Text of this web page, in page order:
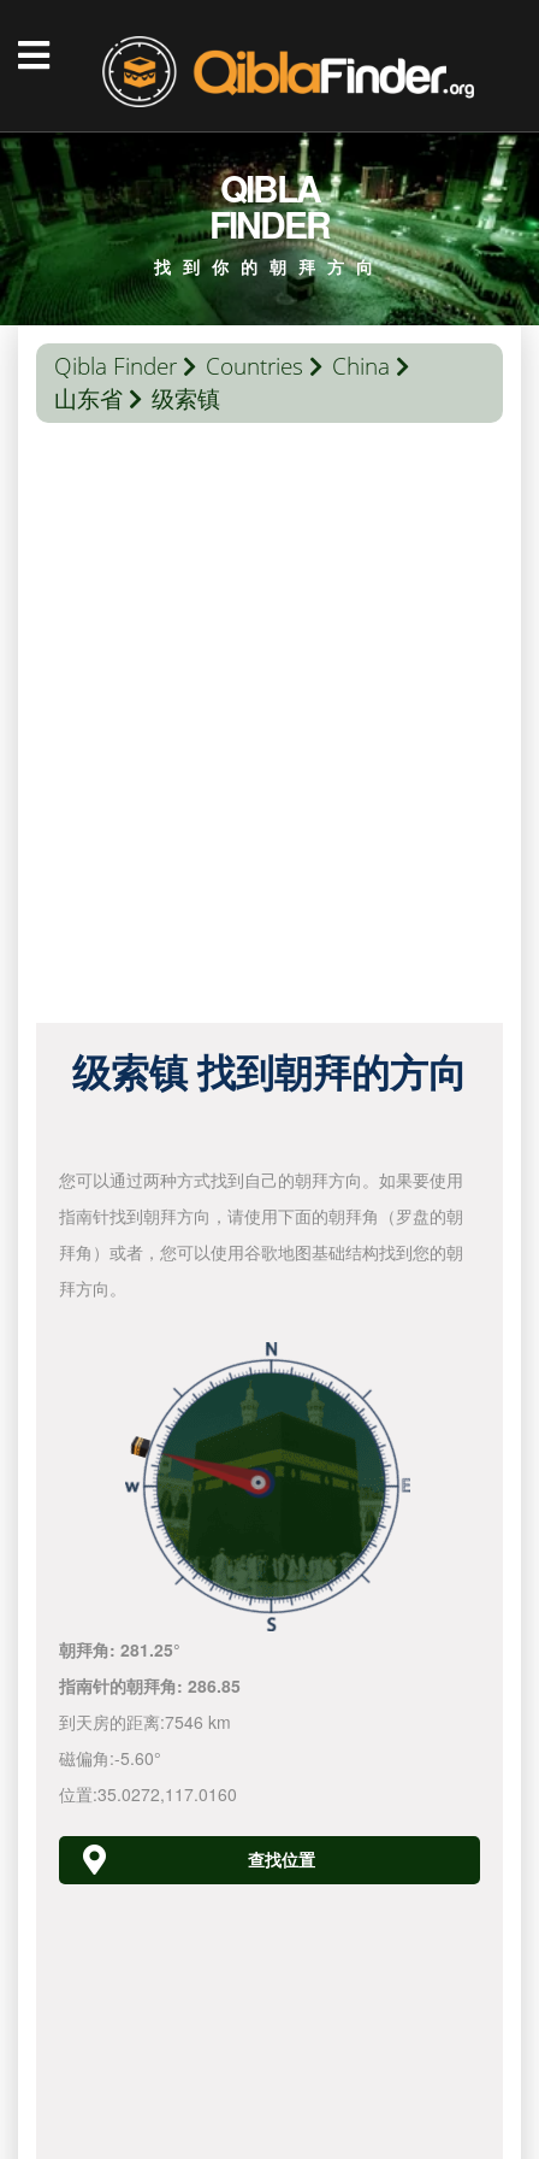
QIBLA
FINDER
找到你的朝拜方向
Qibla Finder Countries
China
山东省
级索镇
级索镇 找到朝拜的方向
您可以通过两种方式找到自己的朝拜方向。如果要使用
指南针找到朝拜方向，请使用下面的朝拜角（罗盘的朝
拜角）或者，您可以使用谷歌地图基础结构找到您的朝
拜方向。
朝拜角:281.25°
指南针的朝拜角:286.85
到天房的距离:7546 km
磁偏角:-5.60°
位置:35.0272,117.0160
查找位置